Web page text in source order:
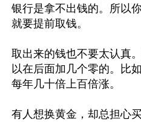
银行是拿不出钱的。所以
就要提前取钱。
取出来的钱也不要太认真
以在后面加几个零的。比
每年几十倍上百倍涨。
有人想换黄金，却总担心